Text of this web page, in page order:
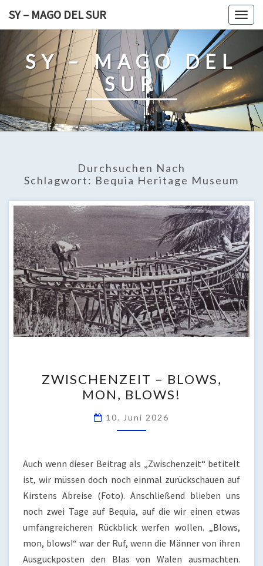
content
SY – MAGO DEL SUR
SY – MAGO DEL
SUR
Durchsuchen Nach
Schlagwort: Bequia Heritage Museum
–
BLOWS,
MON,
BLOWS!
ZWISCHENZEIT – BLOWS,
MON, BLOWS!
10. Juni 2026
Auch wenn dieser Beitrag als „Zwischenzeit“ betitelt
ist, wir müssen doch noch einmal zurückschauen auf
Kirstens Abreise (Foto). Anschließend blieben uns
noch zwei Tage auf Bequia, auf die wir einen etwas
umfangreicheren Rückblick werfen wollen. „Blows,
mon, blows!“ war der Ruf, wenn die Männer von ihren
Ausguckposten den Blas von Walen ausmachten.